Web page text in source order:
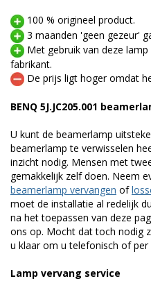
100 % origineel product.
3 maanden 'geen gezeur'
Met gebruik van deze
fabrikant.
De prijs ligt hoger omdat
BENQ 5J.JC205.001
U kunt de beamerlamp
beamerlamp te verwisselen
inzicht nodig. Mensen met
gemakkelijk zelf doen. Neem
beamerlamp vervangen of
moet de installatie al redelijk
na het toepassen van deze
ons op. Mocht dat toch nodig
u klaar om u telefonisch of
Lamp vervang service